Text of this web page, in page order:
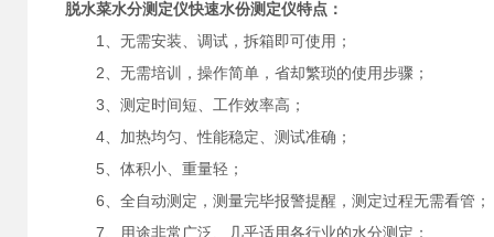
脱水菜水分测定仪快速水份测定仪特点：
1 、无需安装、调试，拆箱即可使用；
2、无需培训，操作简单，省却繁琐的使用步骤；
3、测定时间短、工作效率高；
4、加热均匀、性能稳定、测试准确；
5、体积小、重量轻；
6、全自动测定，测量完毕报警提醒，测定过程无需看管；
7、用途非常广泛、几乎适用各行业的水分测定；